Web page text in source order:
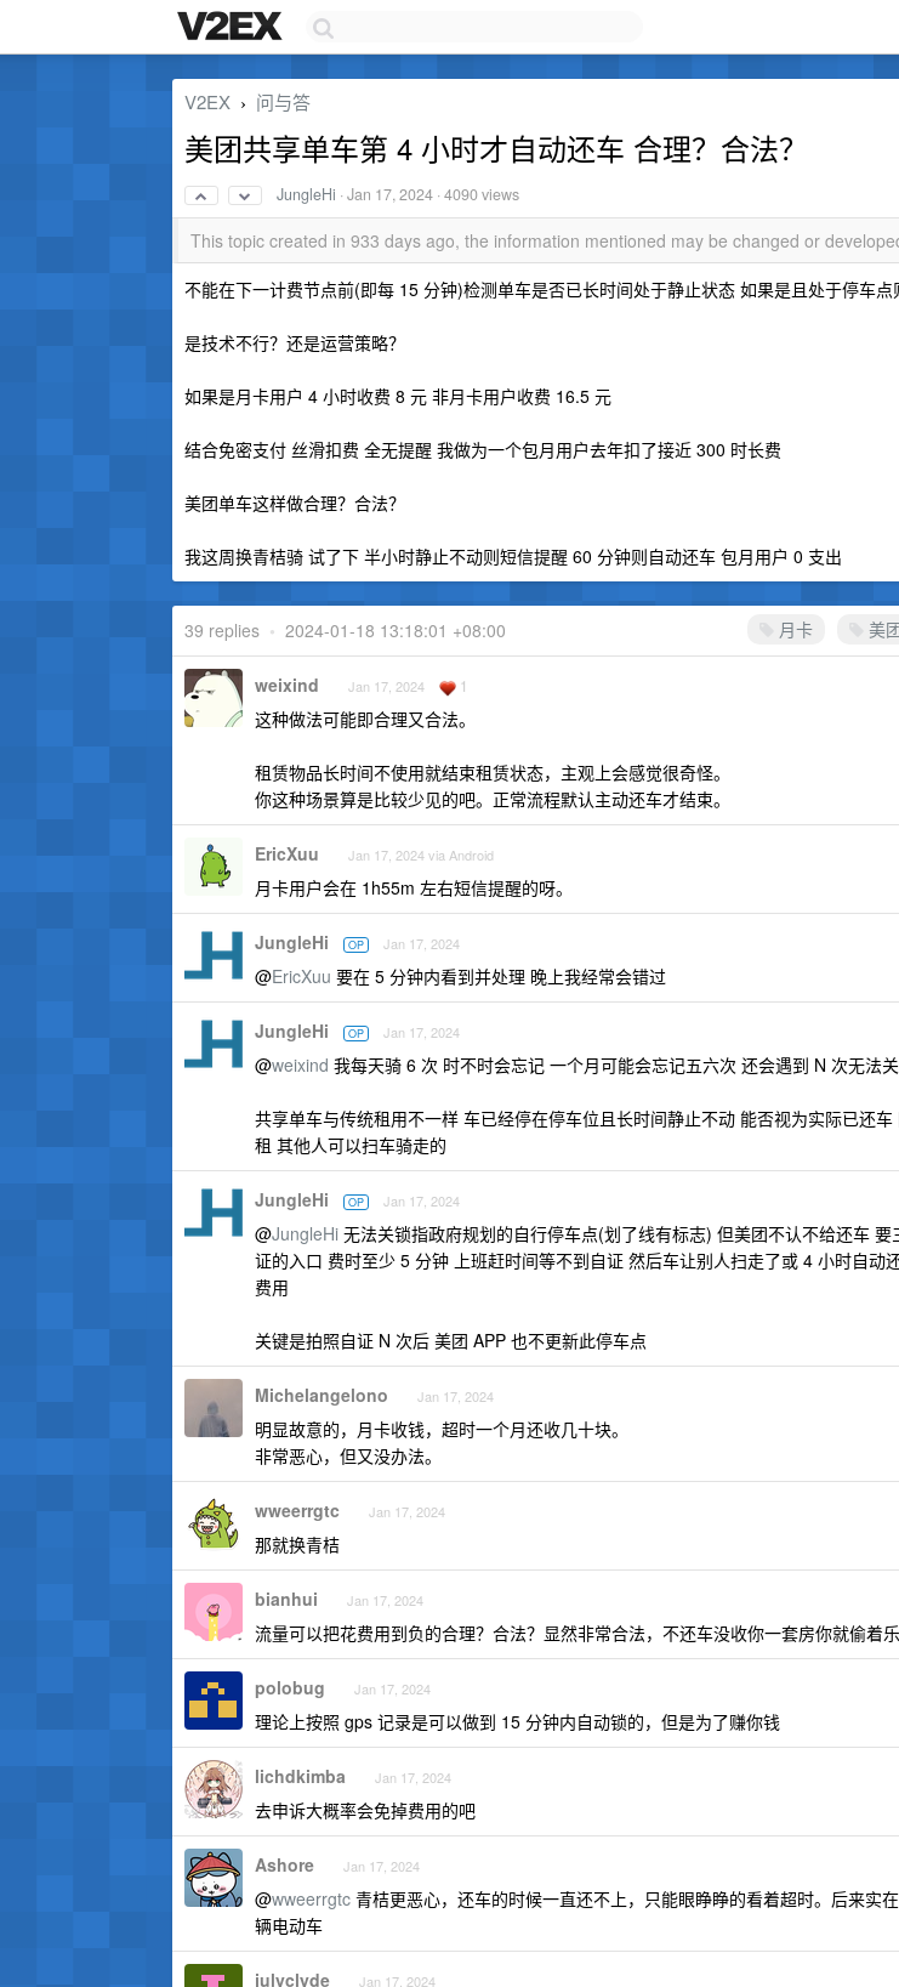
V2EX › 问与答
美团共享单车第 4 小时才自动还车 合理？合法？
JungleHi ·Jan 17, 2024 · 4090 views
This topic created in 933 days ago, the information mentioned may be changed or
不能在下一计费节点前(即每 15 分钟)检测单车是否已长时间处于静止状态 如果是且处于停车点
是技术不行？还是运营策略？
如果是月卡用户 4 小时收费 8 元 非月卡用户收费 16.5 元
结合免密支付 丝滑扣费 全无提醒 我做为一个包月用户去年扣了接近 300 时长费
美团单车这样做合理？合法？
我这周换青桔骑 试了下 半小时静止不动则短信提醒 60 分钟则自动还车 包月用户 0 支出
月卡 美
39 replies • 2024-01-18 13:18:01 +08:00
weixind Jan 17, 2024 1
这种做法可能即合理又合法。
租赁物品长时间不使用就结束租赁状态，主观上会感觉很奇怪。
你这种场景算是比较少见的吧。正常流程默认主动还车才结束。
EricXuu Jan 17, 2024 via Android
月卡用户会在 1h55m 左右短信提醒的呀。
JungleHi OP Jan 17, 2024
@EricXuu 要在 5 分钟内看到并处理 晚上我经常会错过
JungleHi OP Jan 17, 2024
@weixind 我每天骑 6 次 时不时会忘记 一个月可能会忘记五六次 还会遇到 N 次无法
共享单车与传统租用不一样 车已经停在停车位且长时间静止不动 能否视为实际已还
租 其他人可以扫车骑走的
JungleHi OP Jan 17, 2024
@JungleHi 无法关锁指政府规划的自行停车点(划了线有标志) 但美团不认不给还车 要
证的入口 费时至少 5 分钟 上班赶时间等不到自证 然后车让别人扫走了或 4 小时自动
费用
关键是拍照自证 N 次后 美团 APP 也不更新此停车点
Michelangelono Jan 17, 2024
明显故意的，月卡收钱，超时一个月还收几十块。
非常恶心，但又没办法。
wweerrgtc Jan 17, 2024
那就换青桔
bianhui Jan 17, 2024
流量可以把花费用到负的合理？合法？显然非常合法，不还车没收你一套房你就偷着
polobug Jan 17, 2024
理论上按照 gps 记录是可以做到 15 分钟内自动锁的，但是为了赚你钱
lichdkimba Jan 17, 2024
去申诉大概率会免掉费用的吧
Ashore Jan 17, 2024
@wweerrgtc 青桔更恶心，还车的时候一直还不上，只能眼睁睁的看着超时。后来实
辆电动车
julyclyde Jan 17, 2024